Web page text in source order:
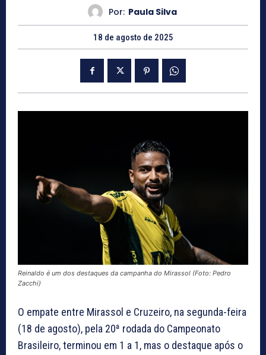
Por: Paula Silva
18 de agosto de 2025
Reinaldo é um dos destaques da campanha do Mirassol (Foto: Pedro
Zacchi)
O empate entre Mirassol e Cruzeiro, na segunda-feira
(18 de agosto), pela 20ª rodada do Campeonato
Brasileiro, terminou em 1 a 1, mas o destaque após o